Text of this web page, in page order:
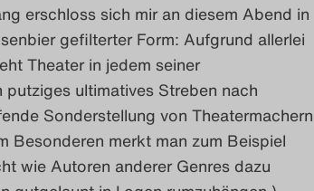
erschloss sich mir an diesem Abend in
gefilterter Form: Aufgrund allerlei
Theater in jedem seiner
ultimatives Streben nach
Sonderstellung von Theatermachern
Besonderen merkt man zum Beispiel
wie Autoren anderer Genres dazu